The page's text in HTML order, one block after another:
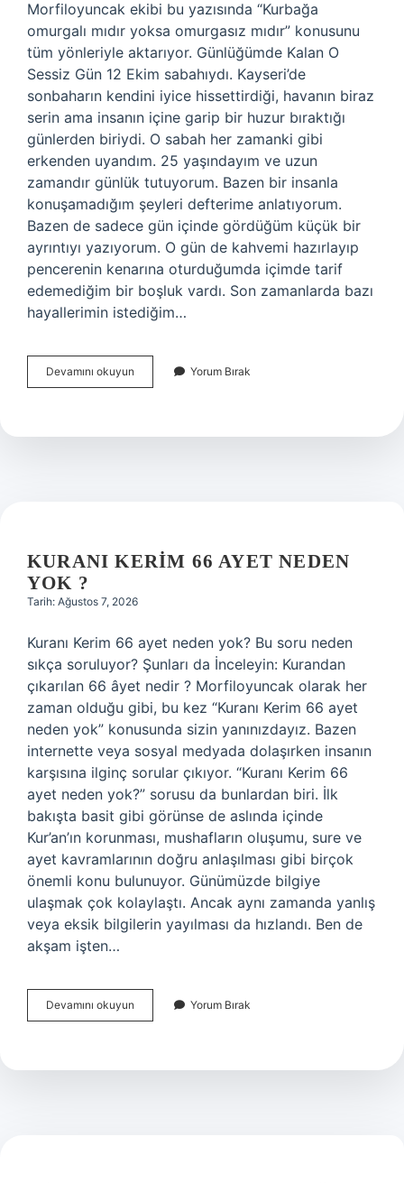
Morfiloyuncak ekibi bu yazısında “Kurbağa
omurgalı mıdır yoksa omurgasız mıdır” konusunu
tüm yönleriyle aktarıyor. Günlüğümde Kalan O
Sessiz Gün 12 Ekim sabahıydı. Kayseri’de
sonbaharın kendini iyice hissettirdiği, havanın biraz
serin ama insanın içine garip bir huzur bıraktığı
günlerden biriydi. O sabah her zamanki gibi
erkenden uyandım. 25 yaşındayım ve uzun
zamandır günlük tutuyorum. Bazen bir insanla
konuşamadığım şeyleri defterime anlatıyorum.
Bazen de sadece gün içinde gördüğüm küçük bir
ayrıntıyı yazıyorum. O gün de kahvemi hazırlayıp
pencerenin kenarına oturduğumda içimde tarif
edemediğim bir boşluk vardı. Son zamanlarda bazı
hayallerimin istediğim…
Devamını okuyun Kurbağa
omurgalı
omurgasız
Yorum Bırak
KURANI KERIM 66 AYET NEDEN
YOK ?
Tarih: Ağustos 7, 2026
Kuranı Kerim 66 ayet neden yok? Bu soru neden
sıkça soruluyor? Şunları da İnceleyin: Kurandan
çıkarılan 66 âyet nedir ? Morfiloyuncak olarak her
zaman olduğu gibi, bu kez “Kuranı Kerim 66 ayet
neden yok” konusunda sizin yanınızdayız. Bazen
internette veya sosyal medyada dolaşırken insanın
karşısına ilginç sorular çıkıyor. “Kuranı Kerim 66
ayet neden yok?” sorusu da bunlardan biri. İlk
bakışta basit gibi görünse de aslında içinde
Kur’an’ın korunması, mushafların oluşumu, sure ve
ayet kavramlarının doğru anlaşılması gibi birçok
önemli konu bulunuyor. Günümüzde bilgiye
ulaşmak çok kolaylaştı. Ancak aynı zamanda yanlış
veya eksik bilgilerin yayılması da hızlandı. Ben de
akşam işten…
Devamını okuyun
Kerim
neden
Yorum Bırak